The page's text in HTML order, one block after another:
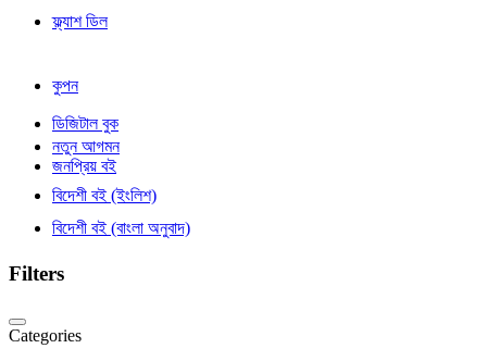
ফ্ল্যাশ ডিল
কুপন
ডিজিটাল বুক
নতুন আগমন
জনপ্রিয় বই
বিদেশী বই (ইংলিশ)
বিদেশী বই (বাংলা অনুবাদ)
Filters
Categories